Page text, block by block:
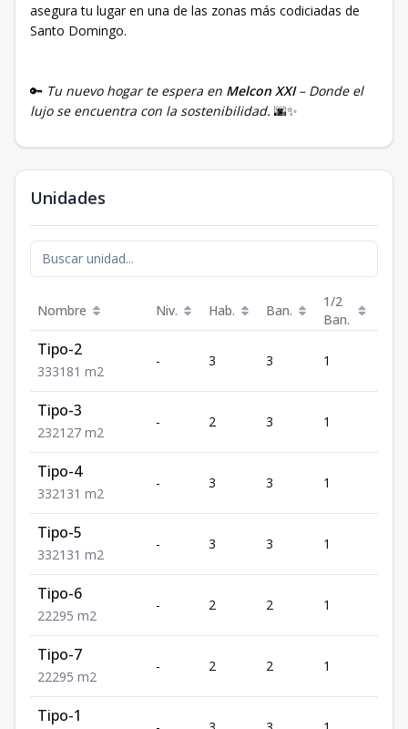
asegura tu lugar en una de las zonas más codiciadas de
Santo Domingo.
🔑 Tu nuevo hogar te espera en Melcon XXI– Donde el
lujo se encuentra con la sostenibilidad. 🌆✨
Unidades
Nombre Niv. Hab. Ban.
1/2
Ban.
Tipo-2
333181 m2
- 3 3 1
Tipo-3
232127 m2
- 2 3 1
Tipo-4
332131 m2
- 3 3 1
Tipo-5
332131 m2
- 3 3 1
Tipo-6
22295 m2
- 2 2 1
Tipo-7
22295 m2
- 2 2 1
Tipo-1